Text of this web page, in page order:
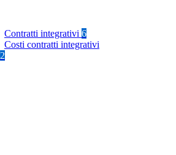
Contratti integrativi 6
Costi contratti integrativi
2